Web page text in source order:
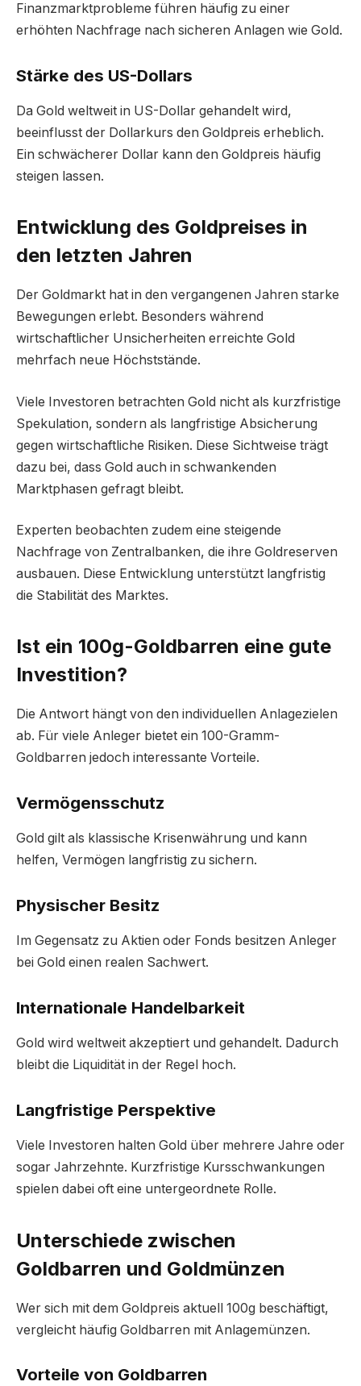
Finanzmarktprobleme führen häufig zu einer
erhöhten Nachfrage nach sicheren Anlagen wie Gold.
Stärke des US-Dollars
Da Gold weltweit in US-Dollar gehandelt wird,
beeinflusst der Dollarkurs den Goldpreis erheblich.
Ein schwächerer Dollar kann den Goldpreis häufig
steigen lassen.
Entwicklung des Goldpreises in
den letzten Jahren
Der Goldmarkt hat in den vergangenen Jahren starke
Bewegungen erlebt. Besonders während
wirtschaftlicher Unsicherheiten erreichte Gold
mehrfach neue Höchststände.
Viele Investoren betrachten Gold nicht als kurzfristige
Spekulation, sondern als langfristige Absicherung
gegen wirtschaftliche Risiken. Diese Sichtweise trägt
dazu bei, dass Gold auch in schwankenden
Marktphasen gefragt bleibt.
Experten beobachten zudem eine steigende
Nachfrage von Zentralbanken, die ihre Goldreserven
ausbauen. Diese Entwicklung unterstützt langfristig
die Stabilität des Marktes.
Ist ein 100g-Goldbarren eine gute
Investition?
Die Antwort hängt von den individuellen Anlagezielen
ab. Für viele Anleger bietet ein 100-Gramm-
Goldbarren jedoch interessante Vorteile.
Vermögensschutz
Gold gilt als klassische Krisenwährung und kann
helfen, Vermögen langfristig zu sichern.
Physischer Besitz
Im Gegensatz zu Aktien oder Fonds besitzen Anleger
bei Gold einen realen Sachwert.
Internationale Handelbarkeit
Gold wird weltweit akzeptiert und gehandelt. Dadurch
bleibt die Liquidität in der Regel hoch.
Langfristige Perspektive
Viele Investoren halten Gold über mehrere Jahre oder
sogar Jahrzehnte. Kurzfristige Kursschwankungen
spielen dabei oft eine untergeordnete Rolle.
Unterschiede zwischen
Goldbarren und Goldmünzen
Wer sich mit dem Goldpreis aktuell 100g beschäftigt,
vergleicht häufig Goldbarren mit Anlagemünzen.
Vorteile von Goldbarren